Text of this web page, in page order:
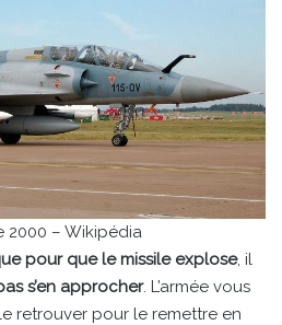
2000 – Wikipédia
pour que le missile explose, il
s’en approcher. L’armée vous
retrouver pour le remettre en